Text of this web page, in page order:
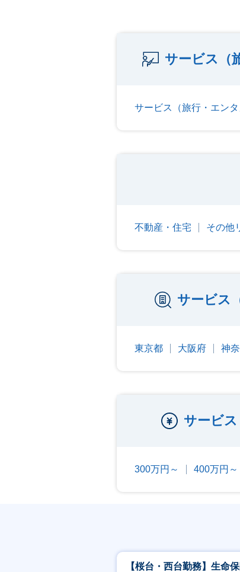
サービス（
サービス（旅行・エン
不動産・住宅 その他
サービス
東京都 大阪府 神
サービ
300万円～ 400万円～
【桜台・西台勤務】生命